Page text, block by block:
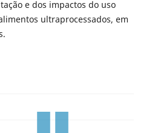
e dos impactos do uso
ultraprocessados, em